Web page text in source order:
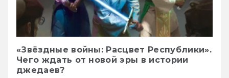
«Звёздные войны: Расцвет Республики».
Чего ждать от новой эры в истории
джедаев?